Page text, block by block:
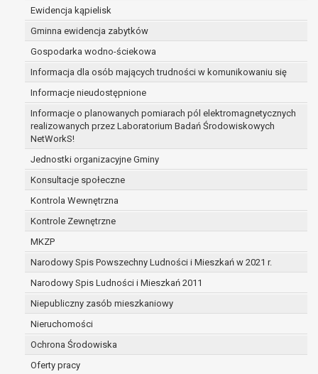
Ewidencja kąpielisk
Gminna ewidencja zabytków
Gospodarka wodno-ściekowa
Informacja dla osób mających trudności w komunikowaniu się
Informacje nieudostępnione
Informacje o planowanych pomiarach pól elektromagnetycznych
realizowanych przez Laboratorium Badań Środowiskowych
NetWorkS!
Jednostki organizacyjne Gminy
Konsultacje społeczne
Kontrola Wewnętrzna
Kontrole Zewnętrzne
MKZP
Narodowy Spis Powszechny Ludności i Mieszkań w 2021 r.
Narodowy Spis Ludności i Mieszkań 2011
Niepubliczny zasób mieszkaniowy
Nieruchomości
Ochrona Środowiska
Oferty pracy
w celu zawarcia i realizacji umowy przetwarzanie
odbywa się przez okres niezbędny do realizacji
zawartej umowy, a po tym czasie w zakresie
wymaganym przez przepisy prawa lub dla
zabezpieczenia ewentualnych roszczeń, a w
przypadku wyrażenia zgody na przetwarzanie
danych po zakończeniu i rozliczeniu umowy, do
czasu wycofania tej zgody.
Ponadto w przypadku umów o dofinansowanie
dane osobowe od momentu pozyskania
przechowywane są przez okres wynikający z
umowy o dofinansowanie zawartej między
beneficjentem a określoną instytucją, trwałości
danego projektu i konieczności zachowania
dokumentacji projektu do celów kontrolnych.
W związku z przetwarzaniem przez
administratora danych osobowych przysługuje
Pani/Panu:
prawo dostępu do treści danych oraz
otrzymywania ich kopii na podstawie art. 15
RODO;
prawo do żądania sprostowania danych na
podstawie art. 16 RODO,